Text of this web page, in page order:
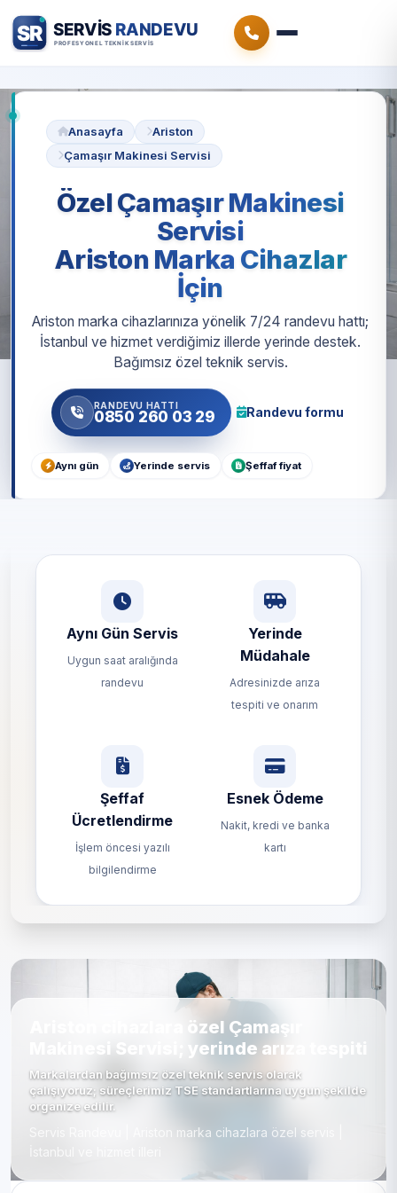
Anasayfa
Ariston
Çamaşır Makinesi Servisi
Özel Çamaşır Makinesi
Servisi
Ariston Marka Cihazlar
İçin
Ariston marka cihazlarınıza yönelik 7/24 randevu hattı;
İstanbul ve hizmet verdiğimiz illerde yerinde destek.
Bağımsız özel teknik servis.
RANDEVU HATTI
0850 260 03 29 Randevu formu
Aynı gün Yerinde servis Şeffaf fiyat
Aynı Gün Servis
Uygun saat aralığında
randevu
Yerinde
Müdahale
Adresinizde arıza
tespiti ve onarım
Şeffaf
Ücretlendirme
İşlem öncesi yazılı
bilgilendirme
Esnek Ödeme
Nakit, kredi ve banka
kartı
Ariston cihazlara özel Çamaşır
Makinesi Servisi; yerinde arıza tespiti
Markalardan bağımsız özel teknik servis olarak
çalışıyoruz; süreçlerimiz TSE standartlarına uygun şekilde
organize edilir.
Servis Randevu | Ariston marka cihazlara özel servis |